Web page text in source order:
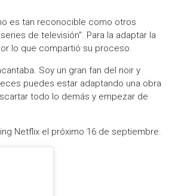
es tan reconocible como otros
de televisión". Para la adaptar la
lo que compartió su proceso.
Soy un gran fan del noir y
puedes estar adaptando una obra
todo lo demás y empezar de
Netflix el próximo 16 de septiembre.